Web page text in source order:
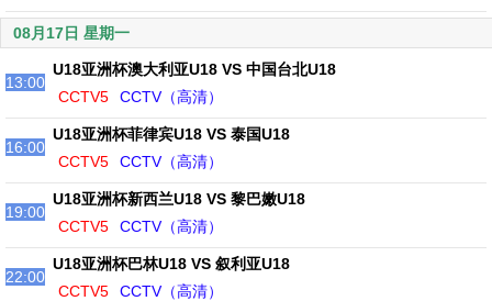
08月17日 星期一
13:00
U18亚洲杯澳大利亚U18 VS 中国台北U18
CCTV5
CCTV（高清）
16:00
U18亚洲杯菲律宾U18 VS 泰国U18
CCTV5
CCTV（高清）
19:00
U18亚洲杯新西兰U18 VS 黎巴嫩U18
CCTV5
CCTV（高清）
22:00
U18亚洲杯巴林U18 VS 叙利亚U18
CCTV5
CCTV（高清）